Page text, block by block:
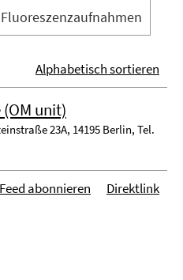
Alphabetisch sortieren
unit)
23A, 14195 Berlin, Tel.
Direktlink
abonnieren